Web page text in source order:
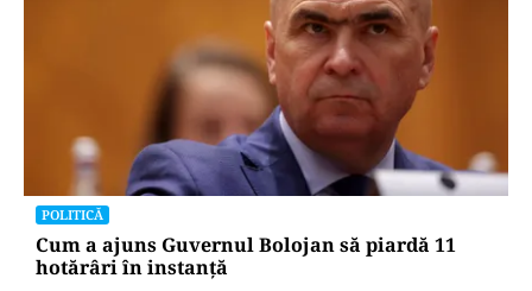
POLITICĂ
Cum a ajuns Guvernul Bolojan să piardă 11
hotărâri în instanță